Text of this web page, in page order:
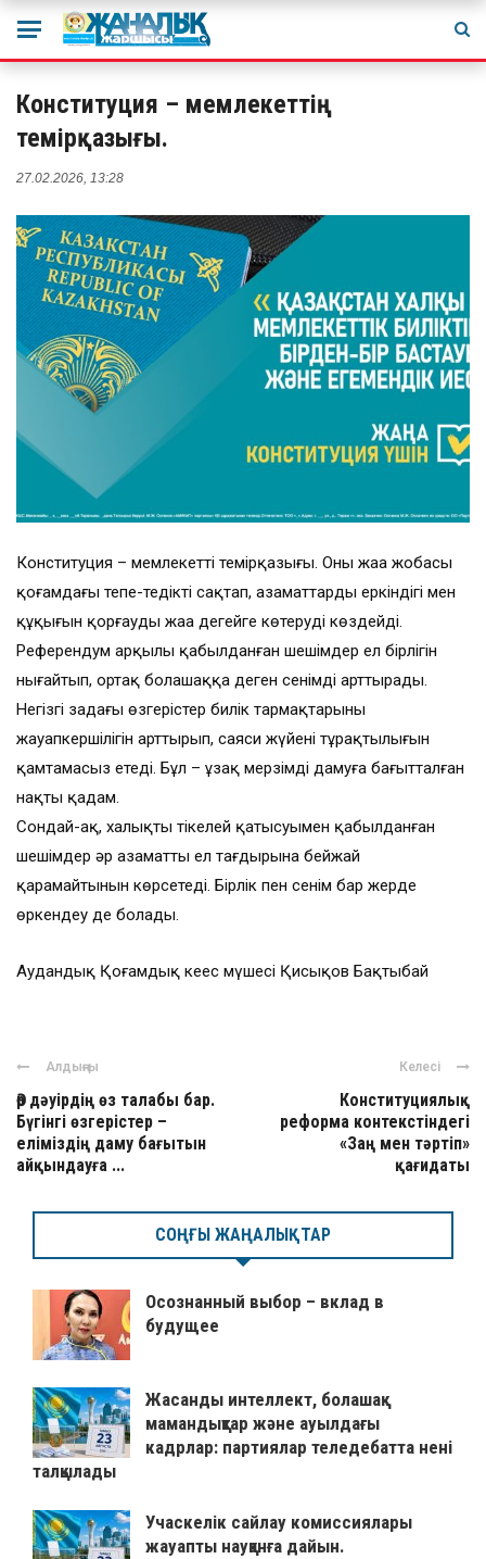
Конституция – мемлекеттің
темірқазығы.
27.02.2026, 13:28
Конституция – мемлекеттің темірқазығы. Оның жаңа жобасы
қоғамдағы тепе-теңдікті сақтап, азаматтардың еркіндігі мен
құқығын қорғауды жаңа деңгейге көтеруді көздейді.
Референдум арқылы қабылданған шешімдер ел бірлігін
нығайтып, ортақ болашаққа деген сенімді арттырады.
Негізгі заңдағы өзгерістер билік тармақтарының
жауапкершілігін арттырып, саяси жүйенің тұрақтылығын
қамтамасыз етеді. Бұл – ұзақ мерзімді дамуға бағытталған
нақты қадам.
Сондай-ақ, халықтың тікелей қатысуымен қабылданған
шешімдер әр азаматтың ел тағдырына бейжай
қарамайтынын көрсетеді. Бірлік пен сенім бар жерде
өркендеу де болады.
Аудандық Қоғамдық кеңес мүшесі Қисықов Бақтыбай
Алдыңғы
Әр дәуірдің өз талабы бар.
Бүгінгі өзгерістер –
еліміздің даму бағытын
айқындауға ...
Келесі
Конституциялық
реформа контекстіндегі
«Заң мен тәртіп»
қағидаты
СОҢҒЫ ЖАҢАЛЫҚТАР
Осознанный выбор – вклад в
будущее
Жасанды интеллект, болашақ
мамандықтар және ауылдағы
кадрлар: партиялар теледебатта нені
талқылады
Учаскелік сайлау комиссиялары
жауапты науқанға дайын.